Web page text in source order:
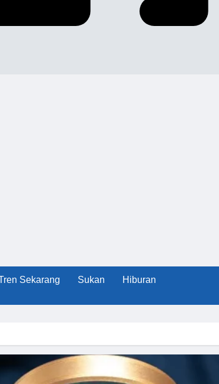
Sekarang Sukan Hiburan